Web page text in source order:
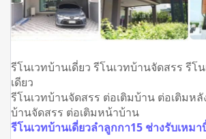
รีโนเวทบ้านเดี่ยว รีโนเวทบ้านจัดสรร รีโ
เดียว
รีโนเวทบ้านจัดสรร ต่อเติมบ้าน ต่อเติมหลั
บ้านจัดสรร ต่อเติมหน้าบ้าน
รีโนเวทบ้านเดี่ยวลำลูกกา15 ช่างรั